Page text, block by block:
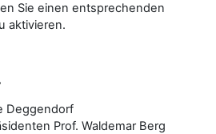
Sie einen entsprechenden
aktivieren.
Deggendorf
Prof. Waldemar Berg